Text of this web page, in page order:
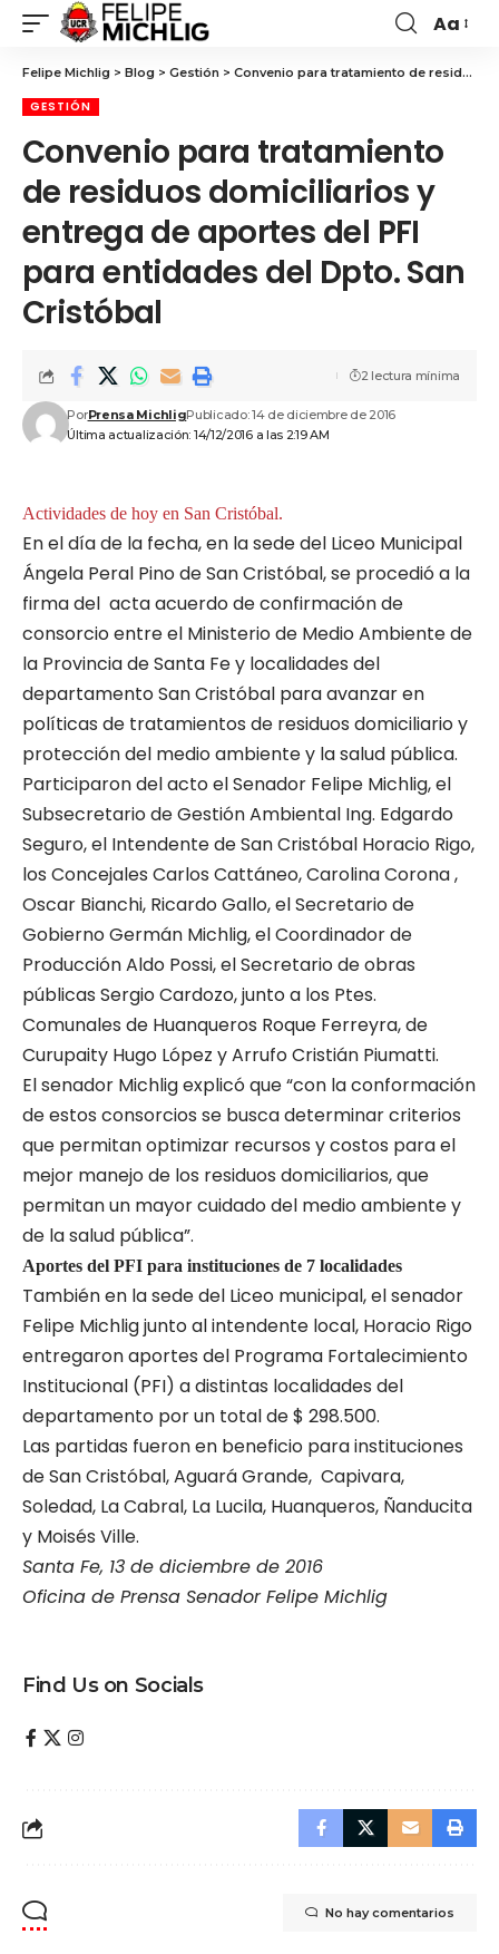
Aa
Felipe Michlig > Blog > Gestión > Convenio para tratamiento de residuos domiciliarios y entrega de aportes del PFI para entidades del Dpto. San Cristóbal
GESTIÓN
Convenio para tratamiento
de residuos domiciliarios y
entrega de aportes del PFI
para entidades del Dpto. San
Cristóbal
Última actualización: 14/12/2016 a las 2:19 AM
PorPrensa MichligPublicado: 14 de diciembre de 2016
2 lectura mínima
Actividades de hoy en San Cristóbal.
En el día de la fecha, en la sede del Liceo Municipal
Ángela Peral Pino de San Cristóbal, se procedió a la
firma del acta acuerdo de confirmación de
consorcio entre el Ministerio de Medio Ambiente de
la Provincia de Santa Fe y localidades del
departamento San Cristóbal para avanzar en
políticas de tratamientos de residuos domiciliario y
protección del medio ambiente y la salud pública.
Participaron del acto el Senador Felipe Michlig, el
Subsecretario de Gestión Ambiental Ing. Edgardo
Seguro, el Intendente de San Cristóbal Horacio Rigo,
los Concejales Carlos Cattáneo, Carolina Corona ,
Oscar Bianchi, Ricardo Gallo, el Secretario de
Gobierno Germán Michlig, el Coordinador de
Producción Aldo Possi, el Secretario de obras
públicas Sergio Cardozo, junto a los Ptes.
Comunales de Huanqueros Roque Ferreyra, de
Curupaity Hugo López y Arrufo Cristián Piumatti.
El senador Michlig explicó que “con la conformación
de estos consorcios se busca determinar criterios
que permitan optimizar recursos y costos para el
mejor manejo de los residuos domiciliarios, que
permitan un mayor cuidado del medio ambiente y
de la salud pública”.
Aportes del PFI para instituciones de 7 localidades
También en la sede del Liceo municipal, el senador
Felipe Michlig junto al intendente local, Horacio Rigo
entregaron aportes del Programa Fortalecimiento
Institucional (PFI) a distintas localidades del
departamento por un total de $ 298.500.
Las partidas fueron en beneficio para instituciones
de San Cristóbal, Aguará Grande, Capivara,
Soledad, La Cabral, La Lucila, Huanqueros, Ñanducita
y Moisés Ville.
Santa Fe, 13 de diciembre de 2016
Oficina de Prensa Senador Felipe Michlig
Find Us on Socials
No hay comentarios